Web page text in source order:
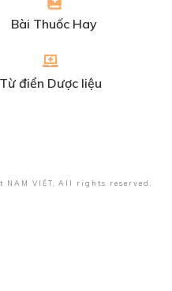
Bài Thuốc Hay
Từ điển Dược liệu
NAM VIỆT , All rights reserved.